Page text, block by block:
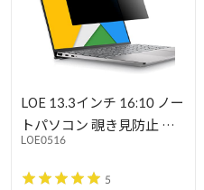
LOE 13.3インチ 16:10 ノー
トパソコン 覗き見防止 保
護フィルム プライバシー
フィルター ブルーライトカ
LOE0516
5